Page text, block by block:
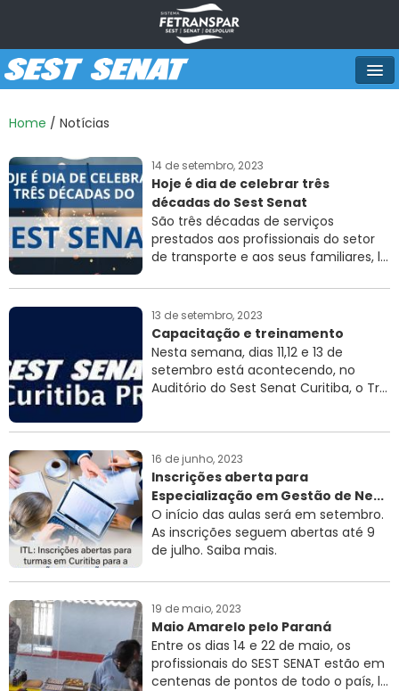
HISTÓRICO
VÍDEOS
CURSOS E EVENTOS
UNIDADES OPERACIONAIS
Home / Notícias
14 de setembro, 2023
Hoje é dia de celebrar três
décadas do Sest Senat
São três décadas de serviços
prestados aos profissionais do setor
de transporte e aos seus familiares, l...
13 de setembro, 2023
Capacitação e treinamento
Nesta semana, dias 11,12 e 13 de
setembro está acontecendo, no
Auditório do Sest Senat Curitiba, o Tr...
16 de junho, 2023
Inscrições aberta para
Especialização em Gestão de Ne...
O início das aulas será em setembro.
As inscrições seguem abertas até 9
de julho. Saiba mais.
19 de maio, 2023
Maio Amarelo pelo Paraná
Entre os dias 14 e 22 de maio, os
profissionais do SEST SENAT estão em
centenas de pontos de todo o país, l...